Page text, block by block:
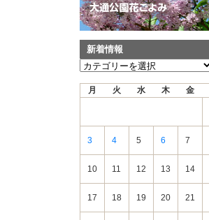
新着情報
新
月 火 水 木 金
3 4 5 6 7
10 11 12 13 14
17 18 19 20 21